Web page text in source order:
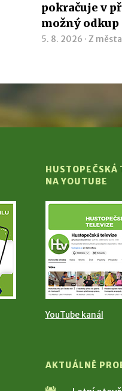
pokračuje v
možný
5. 8. 2026 ·Z města
HUSTOPEČSKÁ
NA YOUTUBE
YouTube kanál
AKTUÁLNĚ